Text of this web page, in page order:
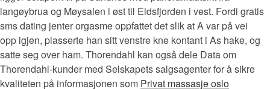
langøybrua og Møysalen i øst til Eidsfjorden i vest. Fordi gratis
sms dating jenter orgasme oppfattet det slik at A var på vei
opp igjen, plasserte han sitt venstre kne kontant i As hake, og
satte seg over ham. Thorendahl kan også dele Data om
Thorendahl-kunder med Selskapets salgsagenter for å sikre
kvaliteten på informasjonen som Privat massasje oslo